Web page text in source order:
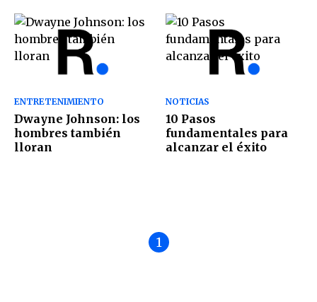
ENTRETENIMIENTO
Dwayne Johnson: los
hombres también
lloran
NOTICIAS
10 Pasos
fundamentales para
alcanzar el éxito
1